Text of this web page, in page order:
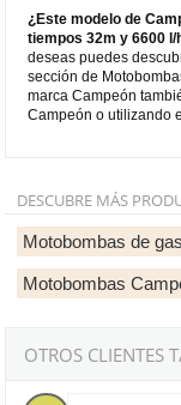
¿Este modelo de
tiempos 32m y 6600
deseas puedes
sección de
marca Campeón
Campeón o utilizando
DESCUBRE MÁS
Motobombas de
Motobombas
OTROS CLIENTES
Campeón AT-25 KIT